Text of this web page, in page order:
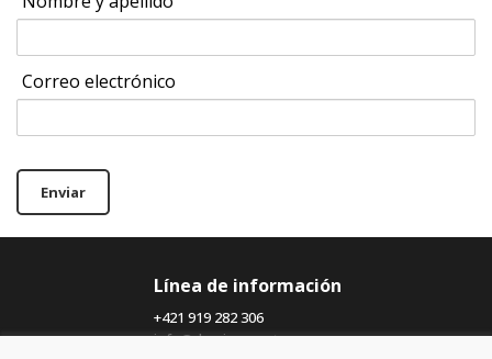
Correo electrónico
Enviar
Línea de información
+421 919 282 306
info@domivosport.es